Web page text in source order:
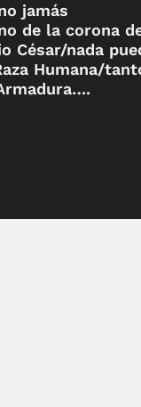
jamás
de la corona
César/nada
Humana/